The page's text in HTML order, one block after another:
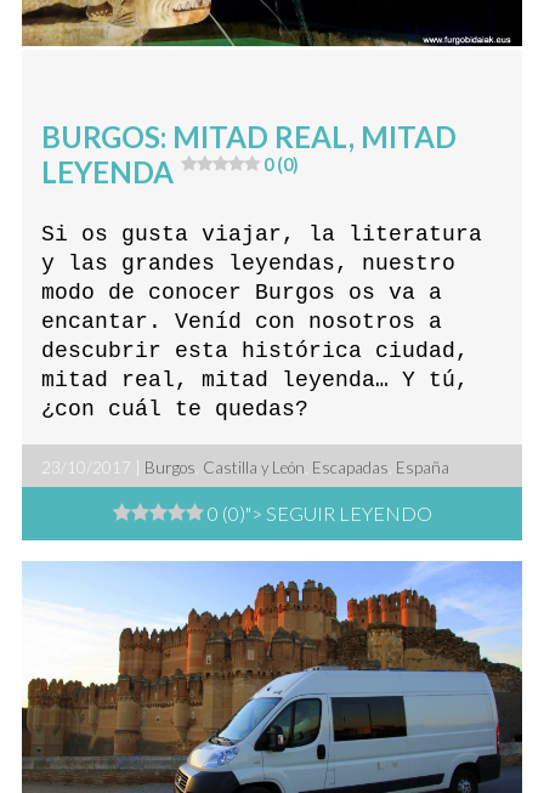
BURGOS: MITAD REAL, MITAD
LEYENDA
0 (0)
Si os gusta viajar, la literatura
y las grandes leyendas, nuestro
modo de conocer Burgos os va a
encantar. Veníd con nosotros a
descubrir esta histórica ciudad,
mitad real, mitad leyenda… Y tú,
¿con cuál te quedas?
23/10/2017 | Burgos Castilla y León Escapadas España
0 (0)"> SEGUIR LEYENDO